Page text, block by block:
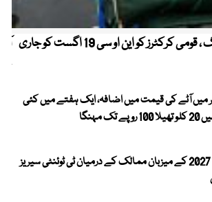
کیریبین پریمیئر لیگ ، قومی کرکٹرز کو این او سی 19 اگست کو جاری
میں آٹے کی قیمت میں اضافہ، ایک ہفتے میں کئی
تک مہنگا
ورلڈ کپ 2027 کے میزبان ممالک کے درمیان ٹی ٹوئنٹی سیریز